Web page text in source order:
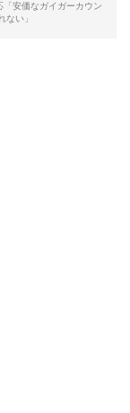
安価なガイガーカウン
ない」